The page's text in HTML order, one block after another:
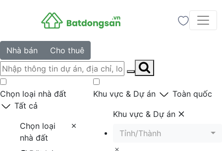
Nhà bán Cho thuê
Chọn loại nhà đất
Tất cả
Chọn loại
nhà đất
Khu vực & Dự án Toàn quốc
Khu vực & Dự án
Tỉnh/Thành